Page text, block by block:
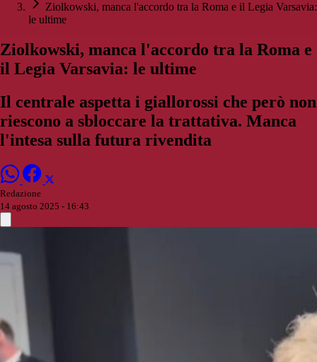
Ziolkowski, manca l'accordo tra la Roma e il Legia Varsavia:
le ultime
Ziolkowski, manca l'accordo tra la Roma e
il Legia Varsavia: le ultime
Il centrale aspetta i giallorossi che però non
riescono a sbloccare la trattativa. Manca
l'intesa sulla futura rivendita
Redazione
14 agosto 2025 - 16:43